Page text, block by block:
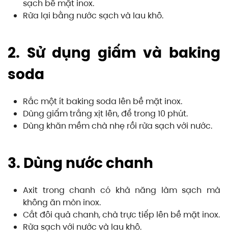
sạch bề mặt inox.
Rửa lại bằng nước sạch và lau khô.
2. Sử dụng giấm và baking
soda
Rắc một ít baking soda lên bề mặt inox.
Dùng giấm trắng xịt lên, để trong 10 phút.
Dùng khăn mềm chà nhẹ rồi rửa sạch với nước.
3. Dùng nước chanh
Axit trong chanh có khả năng làm sạch mà
không ăn mòn inox.
Cắt đôi quả chanh, chà trực tiếp lên bề mặt inox.
Rửa sạch với nước và lau khô.